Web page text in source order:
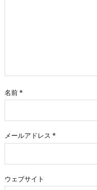
名前*
メールアドレス *
ウェブサイト